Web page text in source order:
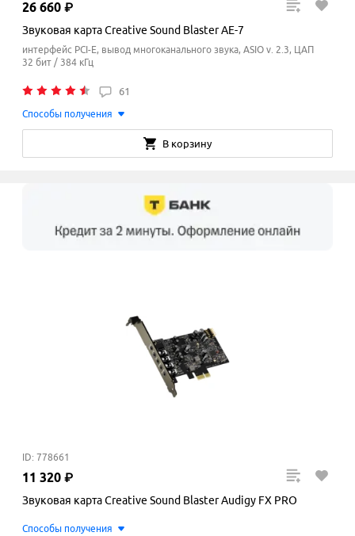
26 660 ₽
Звуковая карта Creative Sound Blaster AE-7
интерфейс PCI-E, вывод многоканального звука, ASIO v. 2.3, ЦАП
32 бит / 384 кГц
61
Способы получения
В корзину
ID: 778661
11 320 ₽
Звуковая карта Creative Sound Blaster Audigy FX PRO
Способы получения